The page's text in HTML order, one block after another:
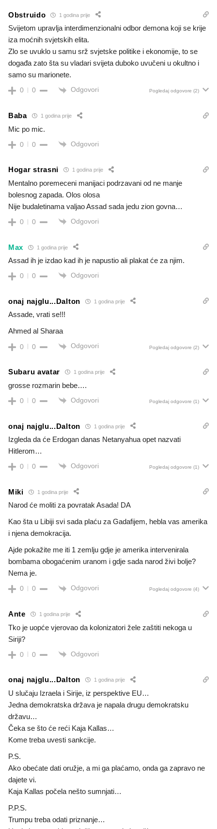
Obstruido 1 godina prije
Svijetom upravlja interdimenzionalni odbor demona koji se krije
iza moćnih svjetskih elita.
Zlo se uvuklo u samu srž svjetske politike i ekonomije, to se
događa zato šta su vladari svijeta duboko uvučeni u okultno i
samo su marionete.
0 0 Odgovori Pogledaj odgovore (2)
Baba 1 godina prije
Mic po mic.
0 0 Odgovori
Hogar strasni 1 godina prije
Mentalno poremeceni manijaci podrzavani od ne manje
bolesnog zapada. Olos olosa
Nije budaletinama valjao Assad sada jedu zion govna…
0 0 Odgovori
Max 1 godina prije
Assad ih je izdao kad ih je napustio ali plakat će za njim.
0 0 Odgovori
onaj najglu...Dalton 1 godina prije
Assade, vrati se!!!
Ahmed al Sharaa
0 0 Odgovori Pogledaj odgovore (2)
Subaru avatar 1 godina prije
grosse rozmarin bebe….
0 0 Odgovori Pogledaj odgovore (1)
onaj najglu...Dalton 1 godina prije
Izgleda da će Erdogan danas Netanyahua opet nazvati
Hitlerom…
0 0 Odgovori Pogledaj odgovore (1)
Miki 1 godina prije
Narod će moliti za povratak Asada! DA
Kao šta u Libiji svi sada plaću za Gadafijem, hebla vas amerika
i njena demokracija.
Ajde pokažite me iti 1 zemlju gdje je amerika intervenirala
bombama obogaćenim uranom i gdje sada narod živi bolje?
Nema je.
0 0 Odgovori Pogledaj odgovore (4)
Ante 1 godina prije
Tko je uopće vjerovao da kolonizatori žele zaštiti nekoga u
Siriji?
0 0 Odgovori
onaj najglu...Dalton 1 godina prije
U slučaju Izraela i Sirije, iz perspektive EU…
Jedna demokratska država je napala drugu demokratsku
državu…
Čeka se što će reći Kaja Kallas…
Kome treba uvesti sankcije.
P.S.
Ako obećate dati oružje, a mi ga plaćamo, onda ga zapravo ne
dajete vi.
Kaja Kallas počela nešto sumnjati…
P.P.S.
Trumpu treba odati priznanje…